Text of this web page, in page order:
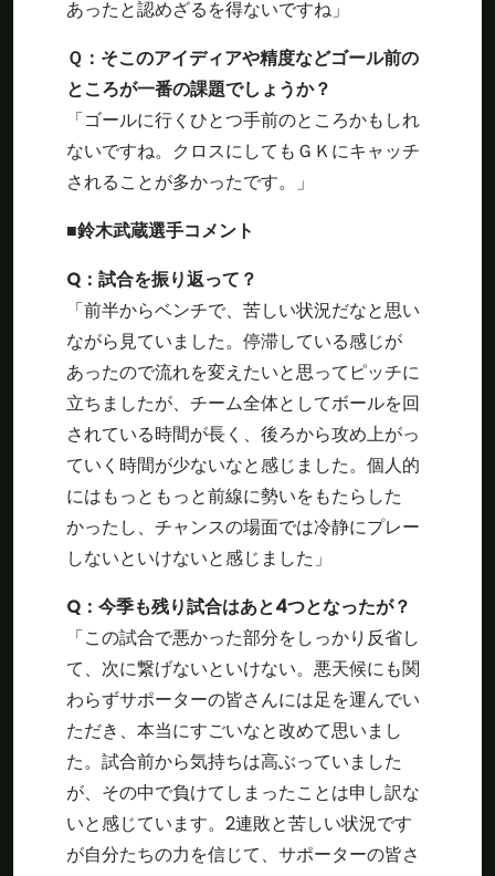
あったと認めざるを得ないですね」
Ｑ：そこのアイディアや精度などゴール前の
ところが一番の課題でしょうか？
「ゴールに行くひとつ手前のところかもしれ
ないですね。クロスにしてもＧＫにキャッチ
されることが多かったです。」
■鈴木武蔵選手コメント
Q：試合を振り返って？
「前半からベンチで、苦しい状況だなと思い
ながら見ていました。停滞している感じが
あったので流れを変えたいと思ってピッチに
立ちましたが、チーム全体としてボールを回
されている時間が長く、後ろから攻め上がっ
ていく時間が少ないなと感じました。個人的
にはもっともっと前線に勢いをもたらした
かったし、チャンスの場面では冷静にプレー
しないといけないと感じました」
Q ：今季も残り試合はあと4つとなったが？
「この試合で悪かった部分をしっかり反省し
て、次に繋げないといけない。悪天候にも関
わらずサポーターの皆さんには足を運んでい
ただき、本当にすごいなと改めて思いまし
た。試合前から気持ちは高ぶっていました
が、その中で負けてしまったことは申し訳な
いと感じています。2連敗と苦しい状況です
が自分たちの力を信じて、サポーターの皆さ